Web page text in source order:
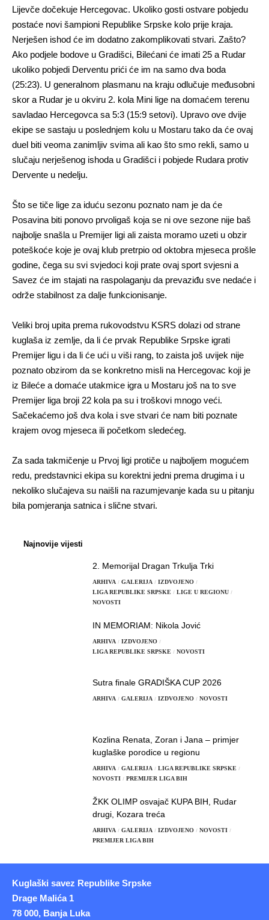
Lijevče dočekuje Hercegovac. Ukoliko gosti ostvare pobjedu
postaće novi šampioni Republike Srpske kolo prije kraja.
Nerješen ishod će im dodatno zakomplikovati stvari. Zašto?
Ako podjele bodove u Gradišci, Bilećani će imati 25 a Rudar
ukoliko pobjedi Derventu prići će im na samo dva boda
(25:23). U generalnom plasmanu na kraju odlučuje međusobni
skor a Rudar je u okviru 2. kola Mini lige na domaćem terenu
savladao Hercegovca sa 5:3 (15:9 setovi). Upravo ove dvije
ekipe se sastaju u poslednjem kolu u Mostaru tako da će ovaj
duel biti veoma zanimljiv svima ali kao što smo rekli, samo u
slučaju nerješenog ishoda u Gradišci i pobjede Rudara protiv
Dervente u nedelju.
Što se tiče lige za iduću sezonu poznato nam je da će
Posavina biti ponovo prvoligaš koja se ni ove sezone nije baš
najbolje snašla u Premijer ligi ali zaista moramo uzeti u obzir
poteškoće koje je ovaj klub pretrpio od oktobra mjeseca prošle
godine, čega su svi svjedoci koji prate ovaj sport svjesni a
Savez će im stajati na raspolaganju da prevaziđu sve nedaće i
održe stabilnost za dalje funkcionisanje.
Veliki broj upita prema rukovodstvu KSRS dolazi od strane
kuglaša iz zemlje, da li će prvak Republike Srpske igrati
Premijer ligu i da li će ući u viši rang, to zaista još uvijek nije
poznato obzirom da se konkretno misli na Hercegovac koji je
iz Bileće a domaće utakmice igra u Mostaru još na to sve
Premijer liga broji 22 kola pa su i troškovi mnogo veći.
Sačekaćemo još dva kola i sve stvari će nam biti poznate
krajem ovog mjeseca ili početkom sledećeg.
Za sada takmičenje u Prvoj ligi protiče u najboljem mogućem
redu, predstavnici ekipa su korektni jedni prema drugima i u
nekoliko slučajeva su naišli na razumjevanje kada su u pitanju
bila pomjeranja satnica i slične stvari.
Najnovije vijesti
2. Memorijal Dragan Trkulja Trki
ARHIVA GALERIJA
IZDVOJENO
LIGA REPUBLIKE SRPSKE
LIGE U REGIONU
NOVOSTI
IN MEMORIAM: Nikola Jović
ARHIVA
IZDVOJENO
LIGA REPUBLIKE SRPSKE
NOVOSTI
Sutra finale GRADIŠKA CUP 2026
ARHIVA GALERIJA IZDVOJENO NOVOSTI
Kozlina Renata, Zoran i Jana – primjer
kuglaške porodice u regionu
ARHIVA GALERIJA
LIGA REPUBLIKE SRPSKE
NOVOSTI
PREMIJER LIGA BIH
ŽKK OLIMP osvajač KUPA BIH, Rudar
drugi, Kozara treća
ARHIVA GALERIJA IZDVOJENO
NOVOSTI
PREMIJER LIGA BIH
Kuglaški savez Republike Srpske
Drage Malića 1
78 000, Banja Luka